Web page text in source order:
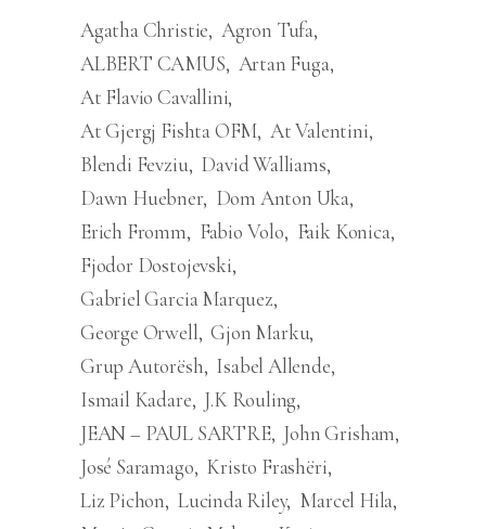
Agatha Christie Agron Tufa
ALBERT CAMUS Artan Fuga
At Flavio Cavallini
At Gjergj Fishta OFM At Valentini
Blendi Fevziu David Walliams
Dawn Huebner Dom Anton Uka
Erich Fromm
Fabio Volo
Faik Konica
Fjodor Dostojevski
Gabriel Garcia Marquez
George Orwell Gjon Marku
Grup Autorësh Isabel Allende
Ismail Kadare J.K Rouling
JEAN – PAUL SARTRE John Grisham
José Saramago Kristo Frashëri
Liz Pichon Lucinda Riley Marcel Hila